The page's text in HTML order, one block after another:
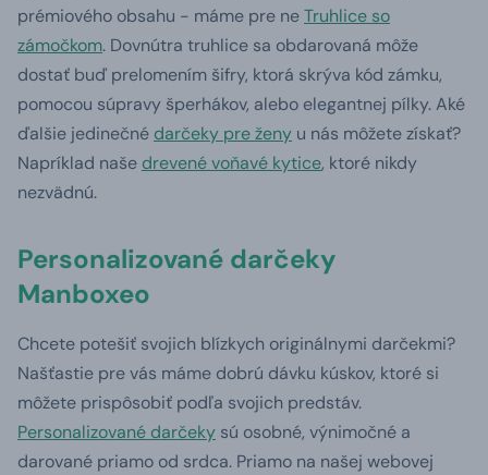
prémiového obsahu - máme pre neTruhlice so
zámočkom. Dovnútra truhlice sa obdarovaná môže
dostať buď prelomením šifry, ktorá skrýva kód zámku,
pomocou súpravy šperhákov, alebo elegantnej pílky. Aké
ďalšie jedinečné darčeky pre ženy u nás môžete získať?
Napríklad naše drevené voňavé kytice, ktoré nikdy
nezvädnú.
Personalizované darčeky
Manboxeo
Chcete potešiť svojich blízkych originálnymi darčekmi?
Našťastie pre vás máme dobrú dávku kúskov, ktoré si
môžete prispôsobiť podľa svojich predstáv.
Personalizované darčeky sú osobné, výnimočné a
darované priamo od srdca. Priamo na našej webovej